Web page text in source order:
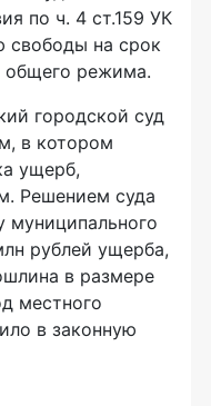
по ч. 4 ст.159 УК
свободы на срок
общего режима.
городской суд
в котором
ущерб,
Решением суда
муниципального
рублей ущерба,
в размере
местного
в законную